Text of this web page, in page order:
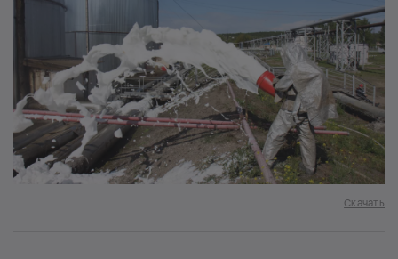
Скачать